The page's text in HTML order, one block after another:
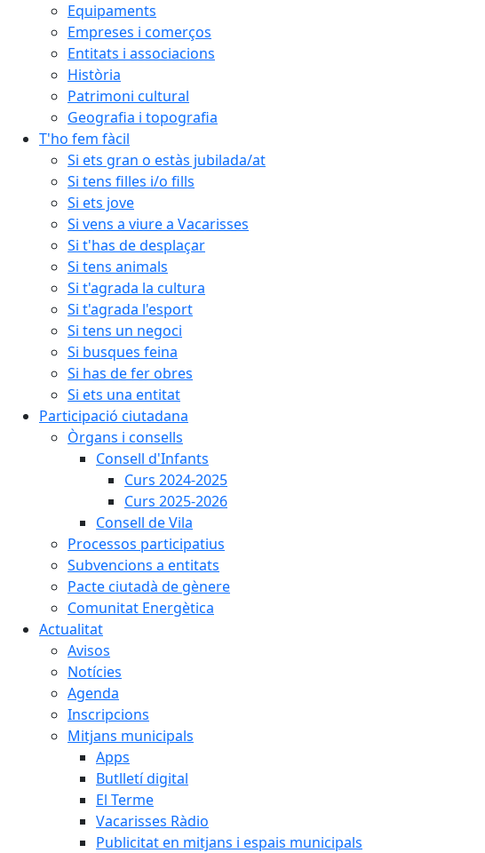
Equipaments
Empreses i comerços
Entitats i associacions
Història
Patrimoni cultural
Geografia i topografia
T'ho fem fàcil
Si ets gran o estàs jubilada/at
Si tens filles i/o fills
Si ets jove
Si vens a viure a Vacarisses
Si t'has de desplaçar
Si tens animals
Si t'agrada la cultura
Si t'agrada l'esport
Si tens un negoci
Si busques feina
Si has de fer obres
Si ets una entitat
Participació ciutadana
Òrgans i consells
Consell d'Infants
Curs 2024-2025
Curs 2025-2026
Consell de Vila
Processos participatius
Subvencions a entitats
Pacte ciutadà de gènere
Comunitat Energètica
Actualitat
Avisos
Notícies
Agenda
Inscripcions
Mitjans municipals
Apps
Butlletí digital
El Terme
Vacarisses Ràdio
Publicitat en mitjans i espais municipals